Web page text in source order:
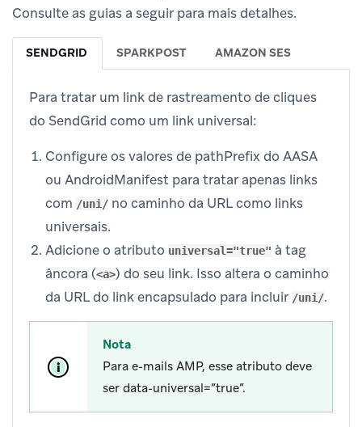
Consulte as guias a seguir para mais detalhes.
SENDGRID SPARKPOST AMAZON SES
Para tratar um link de rastreamento de cliques
do SendGrid como um link universal:
Configure os valores de pathPrefix do AASA
ou AndroidManifest para tratar apenas links
com /uni/ no caminho da URL como links
universais.
Adicione o atributo universal="true" à tag
âncora (<a>) do seu link. Isso altera o caminho
da URL do link encapsulado para incluir /uni/.
Nota
Para e-mails AMP, esse atributo deve
ser data-universal=”true”.